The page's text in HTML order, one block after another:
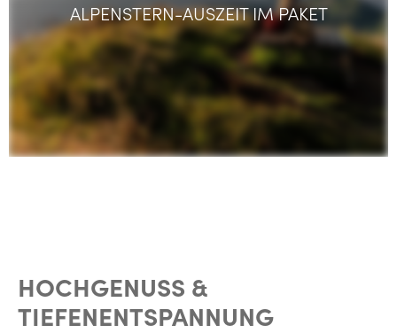
ALPENSTERN-AUSZEIT IM PAKET
HOCHGENUSS &
TIEFENENTSPANNUNG